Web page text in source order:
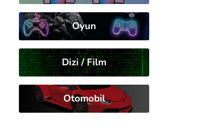
Oyun
Dizi / Film
Otomobil